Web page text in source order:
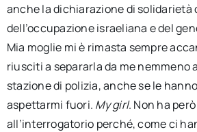
anche la dichiarazione di
dell’occupazione israeliana e del
Mia moglie mi è rimasta sempre
riusciti a separarla da me nemmeno
stazione di polizia, anche se le
aspettarmi fuori. My girl. Non ha
all’interrogatorio perché, come ci